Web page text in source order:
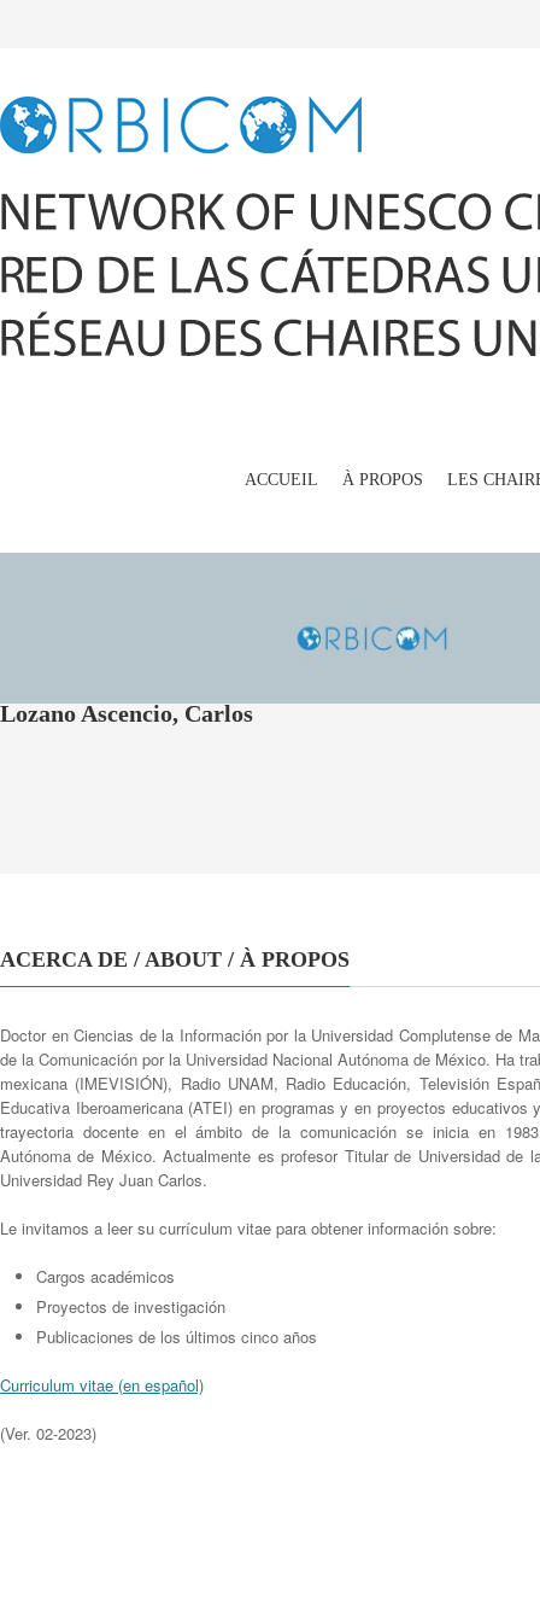
ACCUEIL À PROPOS LES
Lozano Ascencio, Carlos
ACERCA DE / ABOUT / À PROPOS
Doctor en Ciencias de la Información por la Universidad Complutense de
de la Comunicación por la Universidad Nacional Autónoma de México. Ha
mexicana (IMEVISIÓN), Radio UNAM, Radio Educación, Televisión
Educativa Iberoamericana (ATEI) en programas y en proyectos
trayectoria docente en el ámbito de la comunicación se inicia en
Autónoma de México. Actualmente es profesor Titular de Universidad de
Universidad Rey Juan Carlos.
Le invitamos a leer su currículum vitae para obtener información sobre:
Cargos académicos
Proyectos de investigación
Publicaciones de los últimos cinco años
Curriculum vitae (en español)
(Ver. 02-2023)